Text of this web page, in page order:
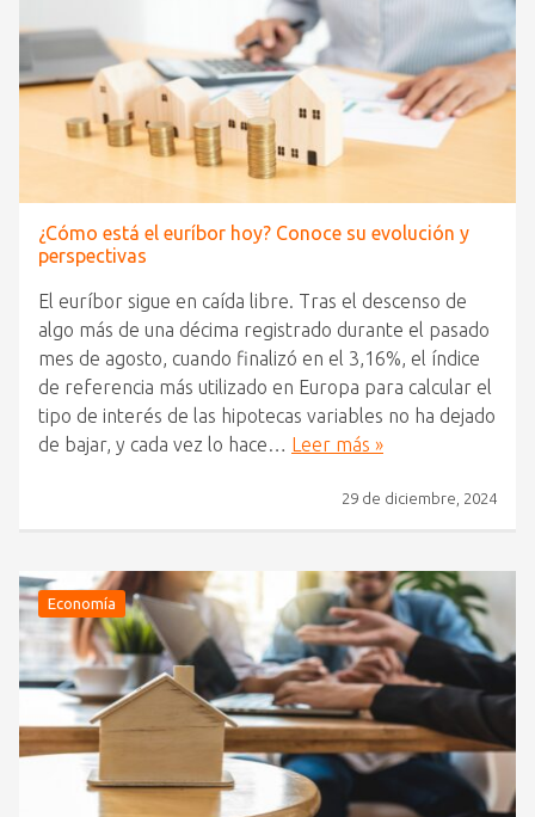
¿Cómo está el euríbor hoy? Conoce su evolución y
perspectivas
El euríbor sigue en caída libre. Tras el descenso de
algo más de una décima registrado durante el pasado
mes de agosto, cuando finalizó en el 3,16%, el índice
de referencia más utilizado en Europa para calcular el
tipo de interés de las hipotecas variables no ha dejado
de bajar, y cada vez lo hace… Leer más »
29 de diciembre, 2024
Economía